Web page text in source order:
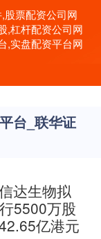
股票配资公司网
,杠杆配资公司网
,实盘配资平台网
台_联华证
达生物拟
5500万股
亿港元